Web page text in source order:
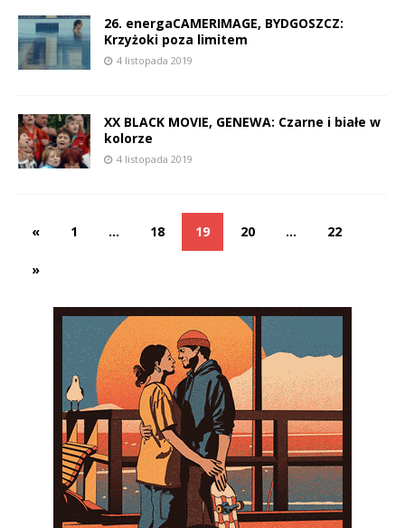
26. energaCAMERIMAGE, BYDGOSZCZ:
Krzyżoki poza limitem
4 listopada 2019
XX BLACK MOVIE, GENEWA: Czarne i białe w
kolorze
4 listopada 2019
« 1 … 18 19 20 … 22
»